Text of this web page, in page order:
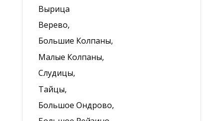
Вырица
Верево,
Большие Колпаны,
Малые Колпаны,
Слудицы,
Тайцы,
Большое Ондрово,